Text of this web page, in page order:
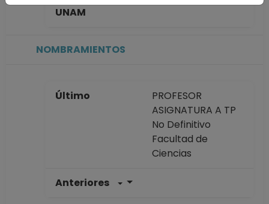
UNAM
NOMBRAMIENTOS
Último
PROFESOR
ASIGNATURA A TP
No Definitivo
Facultad de
Ciencias
Anteriores